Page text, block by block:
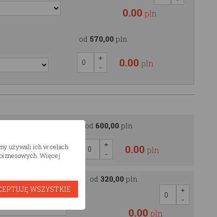
0.00 pln
od 570,00 pln
0.00 pln
od 600,00 pln
0.00 pln
od 320,00 pln
0.00 pln
używali ich w celach
Więcej
WSZYSTKIE